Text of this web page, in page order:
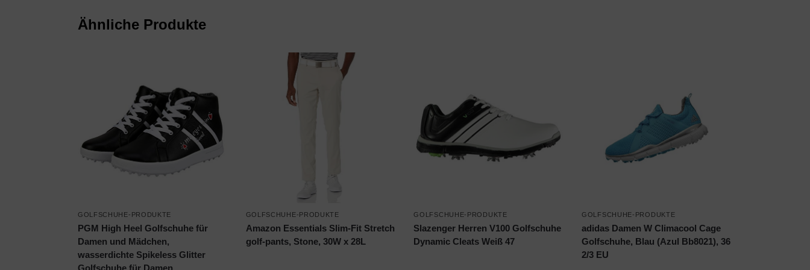
Ähnliche Produkte
GOLFSCHUHE-PRODUKTE
PGM High Heel Golfschuhe für
Damen und Mädchen,
wasserdichte Spikeless Glitter
GOLFSCHUHE-PRODUKTE
Amazon Essentials Slim-Fit Stretch
golf-pants, Stone, 30W x 28L
GOLFSCHUHE-PRODUKTE
Slazenger Herren V100 Golfschuhe
Dynamic Cleats Weiß 47
GOLFSCHUHE-PRODUKTE
adidas Damen W Climacool Cage
Golfschuhe, Blau (Azul Bb8021), 36
2/3 EU